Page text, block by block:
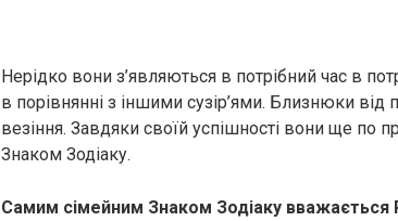
Нерідко вони з’являються в потрібний час в
в порівнянні з іншими сузір’ями. Близнюки від
везіння. Завдяки своїй успішності вони ще
Знаком Зодіаку.
Самим сімейним Знаком Зодіаку вважається